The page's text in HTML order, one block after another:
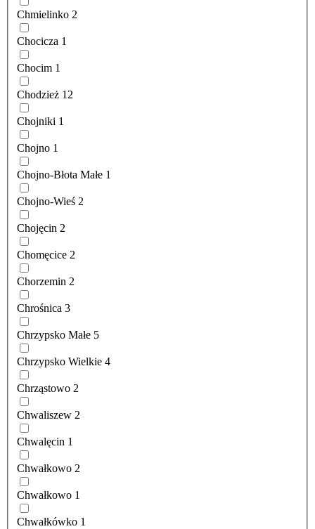
Chmielinko 2
Chocicza 1
Chocim 1
Chodzież 12
Chojniki 1
Chojno 1
Chojno-Błota Małe 1
Chojno-Wieś 2
Chojęcin 2
Chomęcice 2
Chorzemin 2
Chrośnica 3
Chrzypsko Małe 5
Chrzypsko Wielkie 4
Chrząstowo 2
Chwaliszew 2
Chwalęcin 1
Chwałkowo 2
Chwałkowo 1
Chwałkówko 1